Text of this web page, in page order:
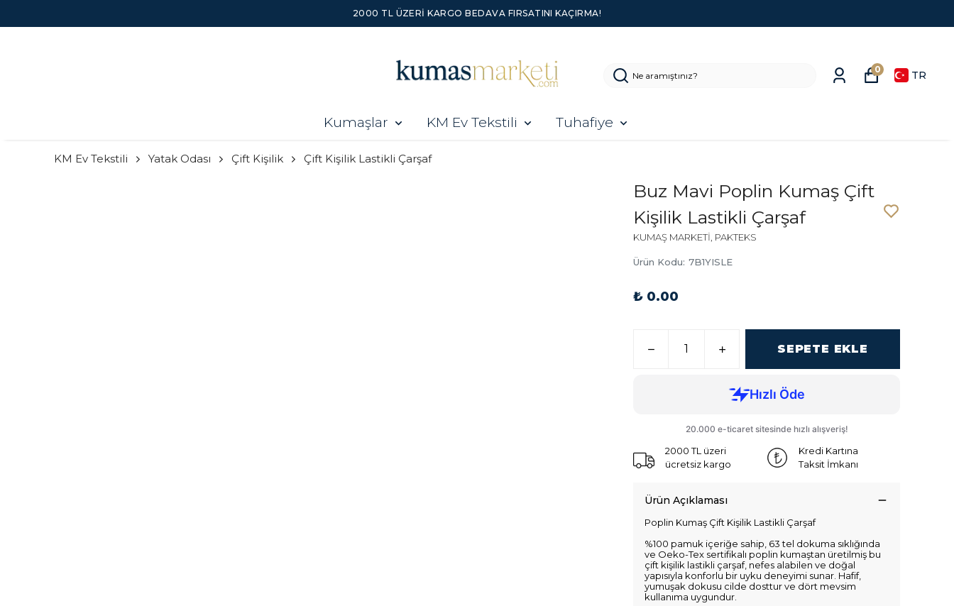
2000 TL ÜZERI KARGO BEDAVA FIRSATINI KAÇIRMA!
Kumaşlar KM Ev Tekstili Tuhafiye
0 TR
KM Ev Tekstili Yatak Odası Çift Kişilik Çift Kişilik Lastikli Çarşaf
Buz Mavi Poplin Kumaş Çift
Kişilik Lastikli Çarşaf
KUMAŞ MARKETİ, PAKTEKS
Ürün Kodu: 7B1YISLE
₺ 0.00
SEPETE EKLE
2000 TL üzeri
ücretsiz kargo
Kredi Kartına
Taksit İmkanı
Ürün Açıklaması
Poplin Kumaş Çift Kişilik Lastikli Çarşaf
%100 pamuk içeriğe sahip, 63 tel dokuma sıklığında
ve Oeko-Tex sertifikalı poplin kumaştan üretilmiş bu
çift kişilik lastikli çarşaf, nefes alabilen ve doğal
yapısıyla konforlu bir uyku deneyimi sunar. Hafif,
yumuşak dokusu cilde dosttur ve dört mevsim
kullanıma uygundur.